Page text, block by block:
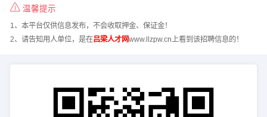
温馨提示
1、本平台仅供信息发布，不会收取押金、保证金！
2、请告知用人单位，是在吕梁人才网www.llzpw.cn上看到该招聘信息的！